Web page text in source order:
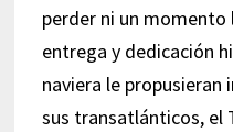
perder ni un momento
entrega y dedicación
naviera le propusieran
sus transatlánticos, el